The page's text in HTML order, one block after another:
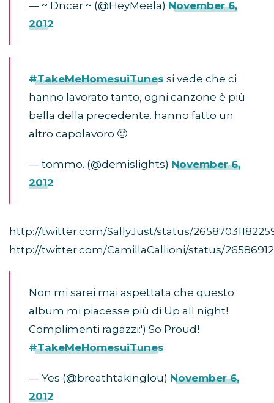
— ~ Dncer ~ (@HeyMeela) November 6,
2012
#TakeMeHomesuiTunes si vede che ci
hanno lavorato tanto, ogni canzone è più
bella della precedente. hanno fatto un
altro capolavoro 🙂
— tommo. (@demislights) November 6,
2012
http://twitter.com/SallyJust/status/
http://twitter.com/CamillaCallioni/status/
Non mi sarei mai aspettata che questo
album mi piacesse più di Up all night!
Complimenti ragazzi:') So Proud!
#TakeMeHomesuiTunes
— Yes (@breathtakinglou) November 6,
2012